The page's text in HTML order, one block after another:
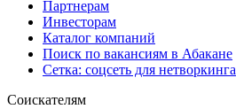
Партнерам
Инвесторам
Каталог компаний
Поиск по вакансиям в Абакане
Сетка: соцсеть для нетворкинга
Соискателям